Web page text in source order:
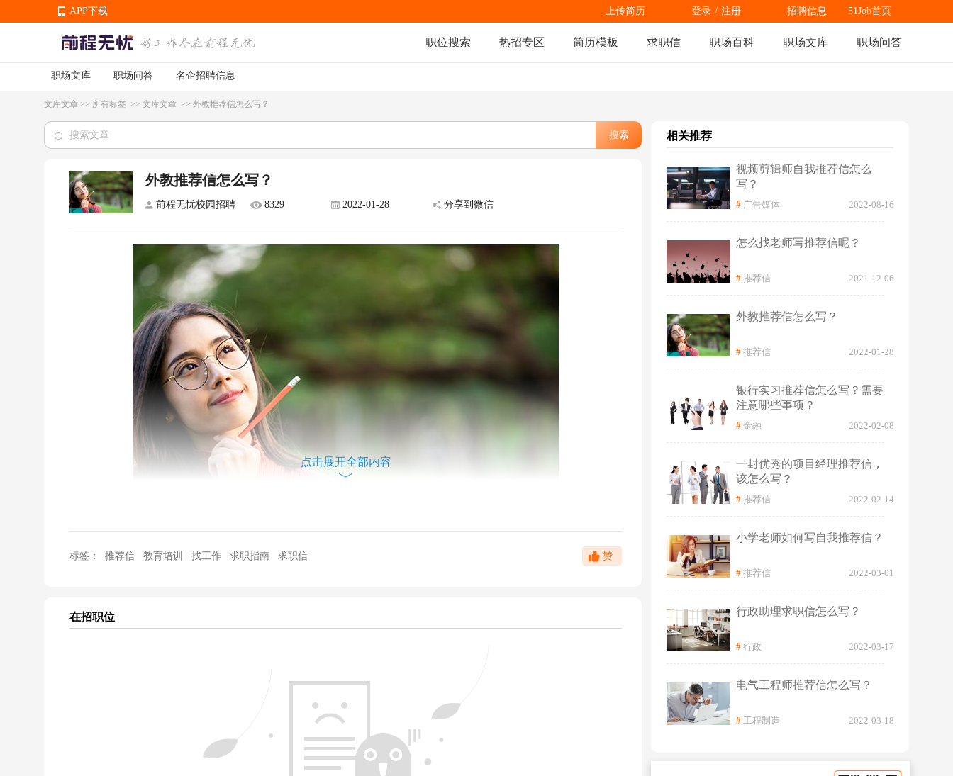
APP下载
APP下载
招聘信息 51Job首页
登录 / 注册
上传简历
职位搜索 热招专区 简历模板 求职信 职场百科 职场文库 职场问答
职场文库 职场问答 名企招聘信息
文库文章 >> 所有标签 >> 文库文章 >> 外教推荐信怎么写？
搜索
外教推荐信怎么写？
前程无忧校园招聘 8329 2022-01-28 分享到微信
学外教推荐信是为了获得工作机会，所以如果自己已经有了现成的简历，可以直接参考其中的主要内容，而推荐信和简历
像其他职位的推荐信一样，想从对方那里获得机会就要展现最基本的礼貌和诚意，先做出自我介绍，包括国籍、护照、姓
名、学历、工作时间等等。在写工作时间的时候，应该写清楚自己现在的状况是已经结束合同还是正在履行合同，如果有
点击展开全部内容
标签： 推荐信 教育培训 找工作 求职指南 求职信 赞
在招职位
相关推荐
视频剪辑师自我推荐信怎么
写？
# 广告媒体 2022-08-16
怎么找老师写推荐信呢？
# 推荐信 2021-12-06
外教推荐信怎么写？
# 推荐信 2022-01-28
银行实习推荐信怎么写？需要
注意哪些事项？
# 金融 2022-02-08
一封优秀的项目经理推荐信，
该怎么写？
# 推荐信 2022-02-14
小学老师如何写自我推荐信？
# 推荐信 2022-03-01
行政助理求职信怎么写？
# 行政 2022-03-17
电气工程师推荐信怎么写？
# 工程制造 2022-03-18